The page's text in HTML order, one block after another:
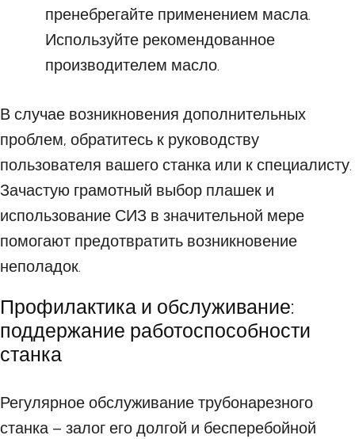
пренебрегайте применением масла.
Используйте рекомендованное
производителем масло.
В случае возникновения дополнительных
проблем, обратитесь к руководству
пользователя вашего станка или к специалисту.
Зачастую грамотный выбор плашек и
использование СИЗ в значительной мере
помогают предотвратить возникновение
неполадок.
Профилактика и обслуживание:
поддержание работоспособности
станка
Регулярное обслуживание трубонарезного
станка – залог его долгой и бесперебойной